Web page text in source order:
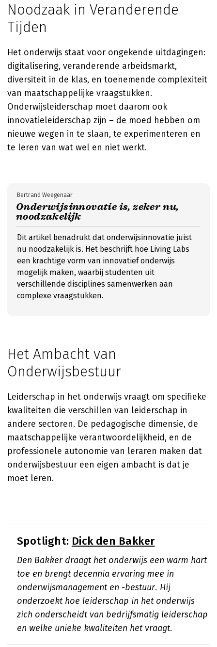
Noodzaak in Veranderende
Tijden
Het onderwijs staat voor ongekende uitdagingen:
digitalisering, veranderende arbeidsmarkt,
diversiteit in de klas, en toenemende complexiteit
van maatschappelijke vraagstukken.
Onderwijsleiderschap moet daarom ook
innovatieleiderschap zijn – de moed hebben om
nieuwe wegen in te slaan, te experimenteren en
te leren van wat wel en niet werkt.
Onderwijsinnovatie is, zeker nu,
noodzakelijk
Bertrand Weegenaar
Dit artikel benadrukt dat onderwijsinnovatie juist
nu noodzakelijk is. Het beschrijft hoe Living Labs
een krachtige vorm van innovatief onderwijs
mogelijk maken, waarbij studenten uit
verschillende disciplines samenwerken aan
complexe vraagstukken.
Het Ambacht van
Onderwijsbestuur
Leiderschap in het onderwijs vraagt om specifieke
kwaliteiten die verschillen van leiderschap in
andere sectoren. De pedagogische dimensie, de
maatschappelijke verantwoordelijkheid, en de
professionele autonomie van leraren maken dat
onderwijsbestuur een eigen ambacht is dat je
moet leren.
Spotlight: Dick den Bakker
Den Bakker draagt het onderwijs een warm hart
toe en brengt decennia ervaring mee in
onderwijsmanagement en -bestuur. Hij
onderzoekt hoe leiderschap in het onderwijs
zich onderscheidt van bedrijfsmatig leiderschap
en welke unieke kwaliteiten het vraagt.